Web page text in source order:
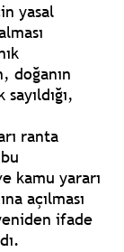
yasal
doğanın
ranta
kamu yararı
açılması
ifade